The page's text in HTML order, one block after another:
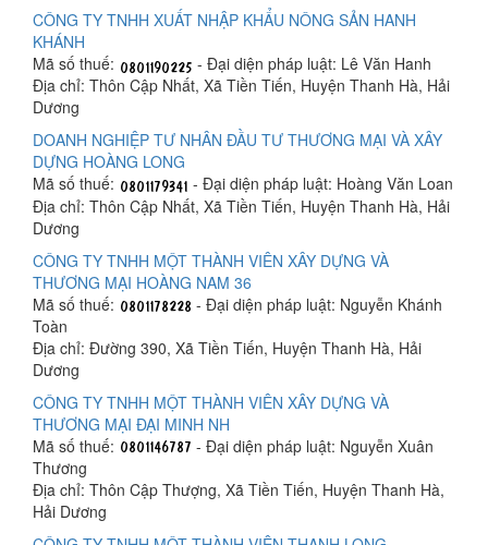
CÔNG TY TNHH XUẤT NHẬP KHẨU NÔNG SẢN HANH
KHÁNH
Mã số thuế:
- Đại diện pháp luật: Lê Văn Hanh
Địa chỉ: Thôn Cập Nhất, Xã Tiền Tiến, Huyện Thanh Hà, Hải
Dương
DOANH NGHIỆP TƯ NHÂN ĐẦU TƯ THƯƠNG MẠI VÀ XÂY
DỰNG HOÀNG LONG
Mã số thuế:
- Đại diện pháp luật: Hoàng Văn Loan
Địa chỉ: Thôn Cập Nhất, Xã Tiền Tiến, Huyện Thanh Hà, Hải
Dương
CÔNG TY TNHH MỘT THÀNH VIÊN XÂY DỰNG VÀ
THƯƠNG MẠI HOÀNG NAM 36
Mã số thuế:
- Đại diện pháp luật: Nguyễn Khánh
Toàn
Địa chỉ: Đường 390, Xã Tiền Tiến, Huyện Thanh Hà, Hải
Dương
CÔNG TY TNHH MỘT THÀNH VIÊN XÂY DỰNG VÀ
THƯƠNG MẠI ĐẠI MINH NH
Mã số thuế:
- Đại diện pháp luật: Nguyễn Xuân
Thương
Địa chỉ: Thôn Cập Thượng, Xã Tiền Tiến, Huyện Thanh Hà,
Hải Dương